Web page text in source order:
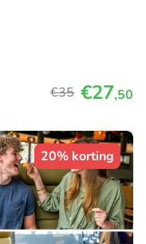
€35 €27,50
20% korting